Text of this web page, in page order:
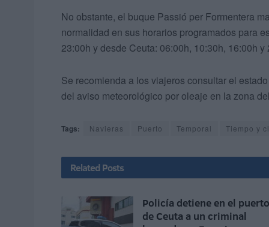
No obstante, el buque Passió per Formentera
normalidad en sus horarios programados para
23:00h y desde Ceuta: 06:00h, 10:30h, 16:00h y
Se recomienda a los viajeros consultar el
del aviso meteorológico por oleaje en la zona
Tags: Navieras Puerto Temporal Tiempo y
Related Posts
Policía detiene en el puerto
de Ceuta a un criminal